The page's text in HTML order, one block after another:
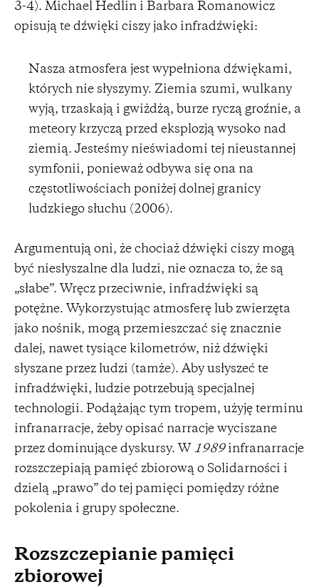
3-4). Michael Hedlin i Barbara Romanowicz
opisują te dźwięki ciszy jako infradźwięki:
Nasza atmosfera jest wypełniona dźwiękami,
których nie słyszymy. Ziemia szumi, wulkany
wyją, trzaskają i gwiżdżą, burze ryczą groźnie, a
meteory krzyczą przed eksplozją wysoko nad
ziemią. Jesteśmy nieświadomi tej nieustannej
symfonii, ponieważ odbywa się ona na
częstotliwościach poniżej dolnej granicy
ludzkiego słuchu (2006).
Argumentują oni, że chociaż dźwięki ciszy mogą
być niesłyszalne dla ludzi, nie oznacza to, że są
„słabe”. Wręcz przeciwnie, infradźwięki są
potężne. Wykorzystując atmosferę lub zwierzęta
jako nośnik, mogą przemieszczać się znacznie
dalej, nawet tysiące kilometrów, niż dźwięki
słyszane przez ludzi (tamże). Aby usłyszeć te
infradźwięki, ludzie potrzebują specjalnej
technologii. Podążając tym tropem, użyję terminu
infranarracje, żeby opisać narracje wyciszane
przez dominujące dyskursy. W 1989infranarracje
rozszczepiają pamięć zbiorową o Solidarności i
dzielą „prawo” do tej pamięci pomiędzy różne
pokolenia i grupy społeczne.
Rozszczepianie pamięci
zbiorowej